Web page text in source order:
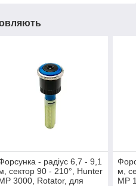
- радіус 6,7 - 9,1
сектор 90 - 210°, Hunter
3000, Rotator, для
м,
MP